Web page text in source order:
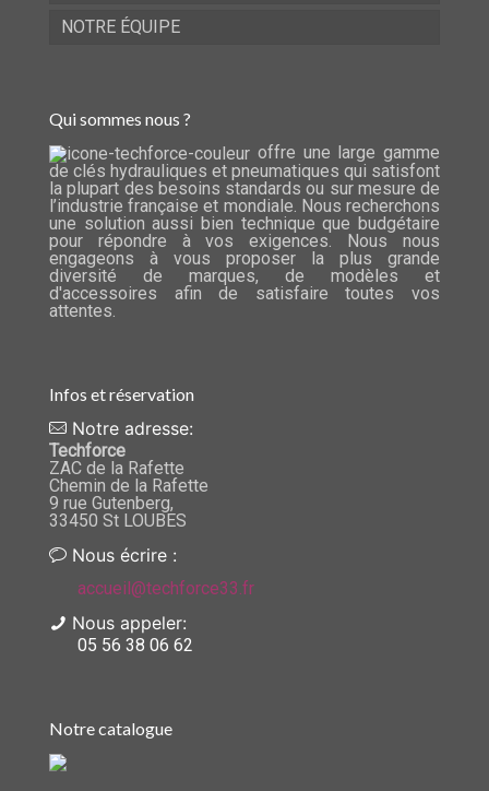
NOTRE ÉQUIPE
Qui sommes nous ?
offre une large gamme
de clés hydrauliques et pneumatiques qui satisfont
la plupart des besoins standards ou sur mesure de
l’industrie française et mondiale. Nous recherchons
une solution aussi bien technique que budgétaire
pour répondre à vos exigences. Nous nous
engageons à vous proposer la plus grande
diversité de marques, de modèles et
d'accessoires afin de satisfaire toutes vos
attentes.
Infos et réservation
Notre adresse:
Techforce
ZAC de la Rafette
Chemin de la Rafette
9 rue Gutenberg,
33450 St LOUBES
Nous écrire :
accueil@techforce33.fr
Nous appeler:
05 56 38 06 62
Notre catalogue